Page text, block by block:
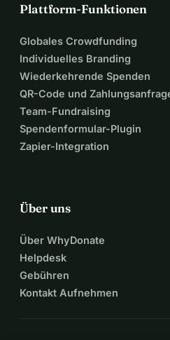
Plattform-Funktionen
Globales Crowdfunding
Individuelles Branding
Wiederkehrende Spenden
QR-Code und
Team-Fundraising
Spendenformular-Plugin
Zapier-Integration
Über uns
Über WhyDonate
Helpdesk
Gebühren
Kontakt Aufnehmen